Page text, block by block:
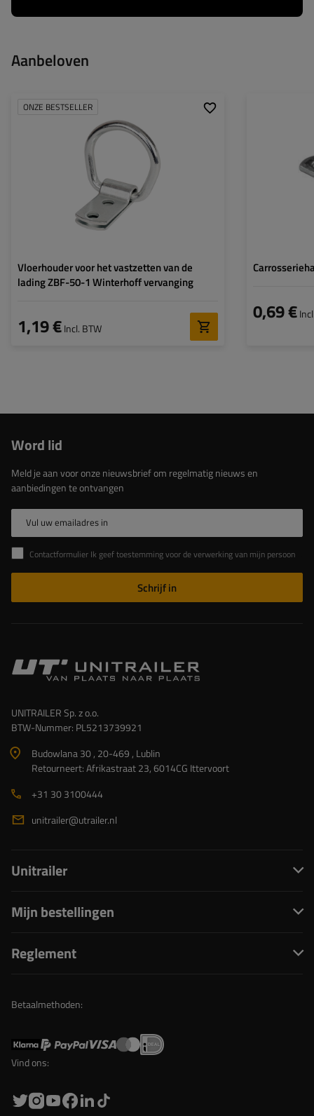
Aanbeloven
ONZE BESTSELLER
Vloerhouder voor het vastzetten van de
lading ZBF-50-1 Winterhoff vervanging
1,19 €Incl. BTW
6,9 mm
Gegalvaniseerde staal
0,69 €
Diameter van
montagegaten:
Word lid
Meld je aan voor onze nieuwsbrief om regelmatig nieuws en
aanbiedingen te ontvangen
Vul uw emailadres in
Contactformulier Ik geef toestemming voor de verwerking van mijn persoonlijke gegevens in het contactformulier in overeenstemming met de Verordening van het Europees Parlement en de Raad (EU)
Schrijf in
UNITRAILER Sp. z o.o.
BTW-Nummer: PL5213739921
Budowlana 30 , 20-469 , Lublin
Retourneert: Afrikastraat 23, 6014CG Ittervoort
+31 30 3100444
unitrailer@utrailer.nl
Unitrailer
Mijn bestellingen
Reglement
Betaalmethoden:
Vind ons: